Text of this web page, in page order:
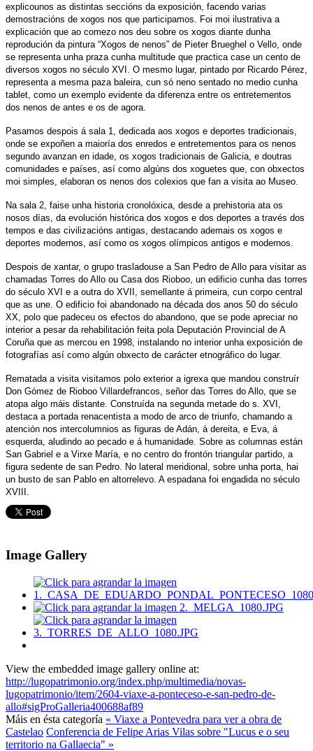
explicounos as distintas seccións da exposición, facendo varias
demostracións de xogos nos que participamos. Foi moi ilustrativa a
explicación que ao comezo nos deu sobre os xogos diante dunha
reprodución da pintura “Xogos de nenos” de Pieter Brueghel o Vello, onde
se representa unha praza cunha multitude que practica case un cento de
diversos xogos no século XVI. O mesmo lugar, pintado por Ricardo Pérez,
representa a mesma paza baleira, cun só neno sentado no medio cunha
tablet, como un exemplo evidente da diferenza entre os entretementos
dos nenos de antes e os de agora.
Pasamos despois á sala 1, dedicada aos xogos e deportes tradicionais,
onde se expoñen a maioría dos enredos e entretementos para os nenos
segundo avanzan en idade, os xogos tradicionais de Galicia, e doutras
comunidades e países, así como algúns dos xoguetes que, con obxectos
moi simples, elaboran os nenos dos colexios que fan a visita ao Museo.
Na sala 2, faise unha historia cronolóxica, desde a prehistoria ata os
nosos días, da evolución histórica dos xogos e dos deportes a través dos
tempos e das civilizacións antigas, destacando ademais os xogos e
deportes modernos, así como os xogos olímpicos antigos e modernos.
Despois de xantar, o grupo trasladouse a San Pedro de Allo para visitar as
chamadas Torres do Allo ou Casa dos Rioboo, un edificio cunha das torres
do século XVI e a outra do XVII, semellante á primeira, cun corpo central
que as une. O edificio foi abandonado na década dos anos 50 do século
XX, polo que padeceu os efectos do abandono, que se pode apreciar no
interior a pesar da rehabilitación feita pola Deputación Provincial de A
Coruña que as mercou en 1998, instalando no interior unha exposición de
fotografías así como algún obxecto de carácter etnográfico do lugar.
Rematada a visita visitamos polo exterior a igrexa que mandou construír
Don Gómez de Rioboo Villardefrancos, señor das Torres do Allo, que se
atopa algo máis distante. Construída na segunda metade do s. XVI,
destaca a portada renacentista a modo de arco de triunfo, chamando a
atención nos intercolumnios as figuras de Adán, á dereita, e Eva, á
esquerda, aludindo ao pecado e á humanidade. Sobre as columnas están
San Gabriel e a Virxe María, e no centro do frontón triangular partido, a
figura sedente de san Pedro. No lateral meridional, sobre unha porta, hai
un busto de san Pablo en altorrelevo. A espadana foi engadida no século
XVIII.
Image Gallery
View the embedded image gallery online at:
http://lugopatrimonio.org/index.php/multimedia/novas-
lugopatrimonio/item/2604-viaxe-a-ponteceso-e-san-pedro-de-
allo#sigProGalleria400688af89
Máis en ésta categoría « Viaxe a Pontevedra para ver a obra de
Castelao Conferencia de Felipe Arias Vilas sobre "Lucus e o seu
territorio na Gallaecia" »